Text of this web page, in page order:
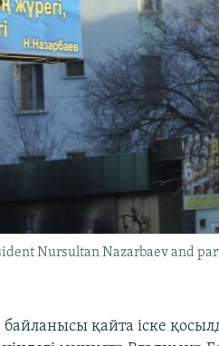
Nursultan Nazarbaev and
қайта іске